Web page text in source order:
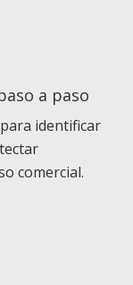
a paso
para identificar
comercial.